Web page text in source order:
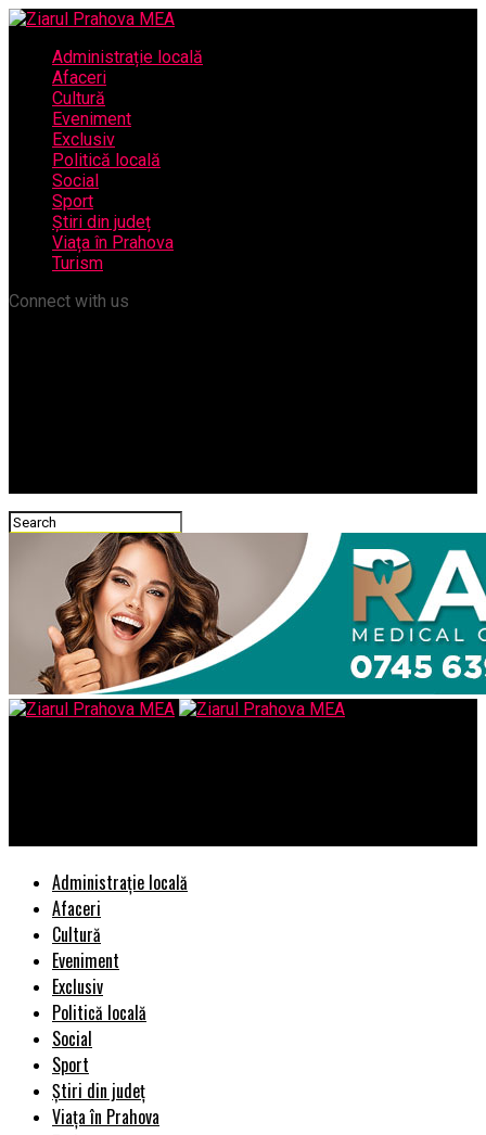
Administrație locală
Afaceri
Cultură
Eveniment
Exclusiv
Politică locală
Social
Sport
Știri din județ
Viața în Prahova
Turism
Connect with us
Administrație locală
Afaceri
Cultură
Eveniment
Exclusiv
Politică locală
Social
Sport
Știri din județ
Viața în Prahova